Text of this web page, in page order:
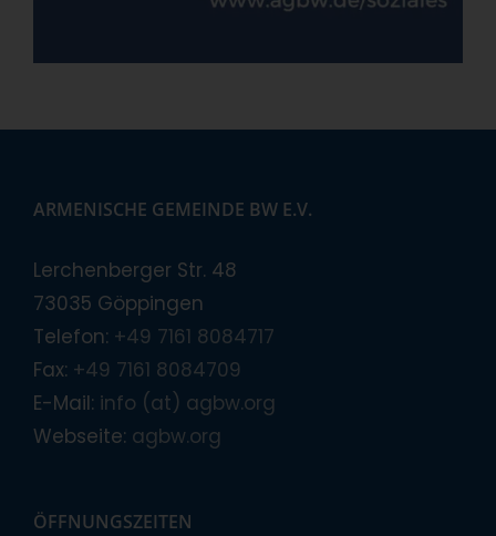
ARMENISCHE GEMEINDE BW E.V.
Lerchenberger Str. 48
73035 Göppingen
Telefon: +49 7161 8084717
Fax: +49 7161 8084709
E-Mail: info (at) agbw.org
Webseite: agbw.org
ÖFFNUNGSZEITEN